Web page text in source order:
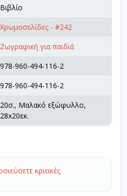
Βιβλίο
Χρωμοσελίδες - #242
Ζωγραφική για παιδιά
978-960-494-116-2
978-960-494-116-2
20σ., Μαλακό εξώφυλλο,
28x20εκ.
κριτικές